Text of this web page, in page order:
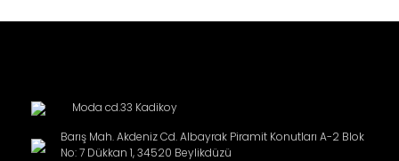
Moda cd.33 Kadikoy
Barış Mah. Akdeniz Cd. Albayrak Piramit Konutları A-2 Blok
No: 7 Dükkan 1, 34520 Beylikdüzü